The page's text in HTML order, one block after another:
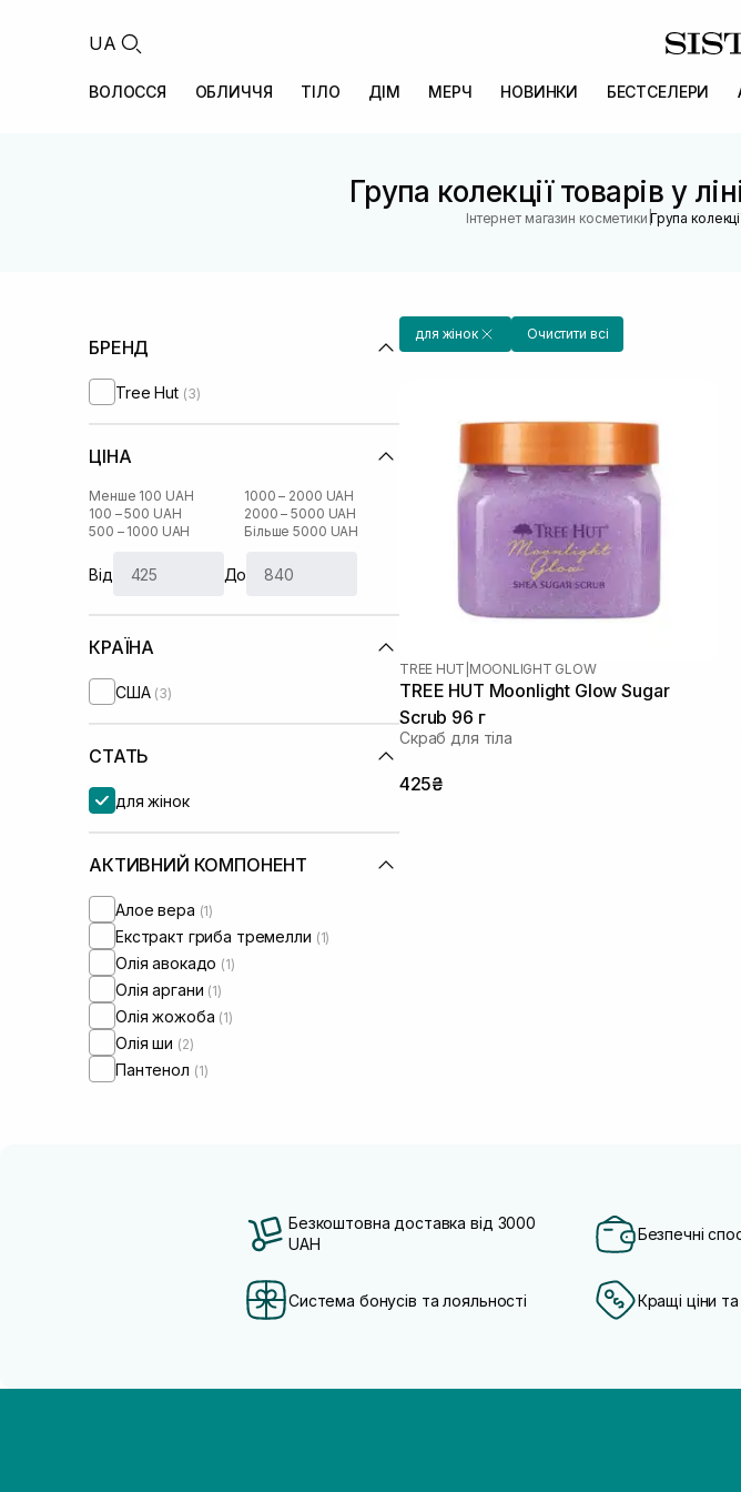
UA
ВОЛОССЯ ОБЛИЧЧЯ ТІЛО ДІМ МЕРЧ НОВИНКИ БЕСТСЕЛЕРИ
Група колекції товарів у
Інтернет магазин косметики |Група
БРЕНД
Tree Hut (3)
ЦІНА
Менше 100 UAH
100 – 500 UAH
500 – 1000 UAH
1000 – 2000 UAH
2000 – 5000 UAH
Більше 5000 UAH
Від До
КРАЇНА
США (3)
СТАТЬ
для жінок
АКТИВНИЙ КОМПОНЕНТ
Алое вера (1)
Екстракт гриба тремелли (1)
Олія авокадо (1)
Олія аргани (1)
Олія жожоба (1)
Олія ши (2)
Пантенол (1)
для жінок Очистити всі
TREE HUT MOONLIGHT GLOW
TREE HUT Moonlight Glow Sugar
Scrub 96 г
Скраб для тіла
425₴
Безкоштовна доставка від 3000
UAH
Безпечні
Система бонусів та лояльності Кращі ціни